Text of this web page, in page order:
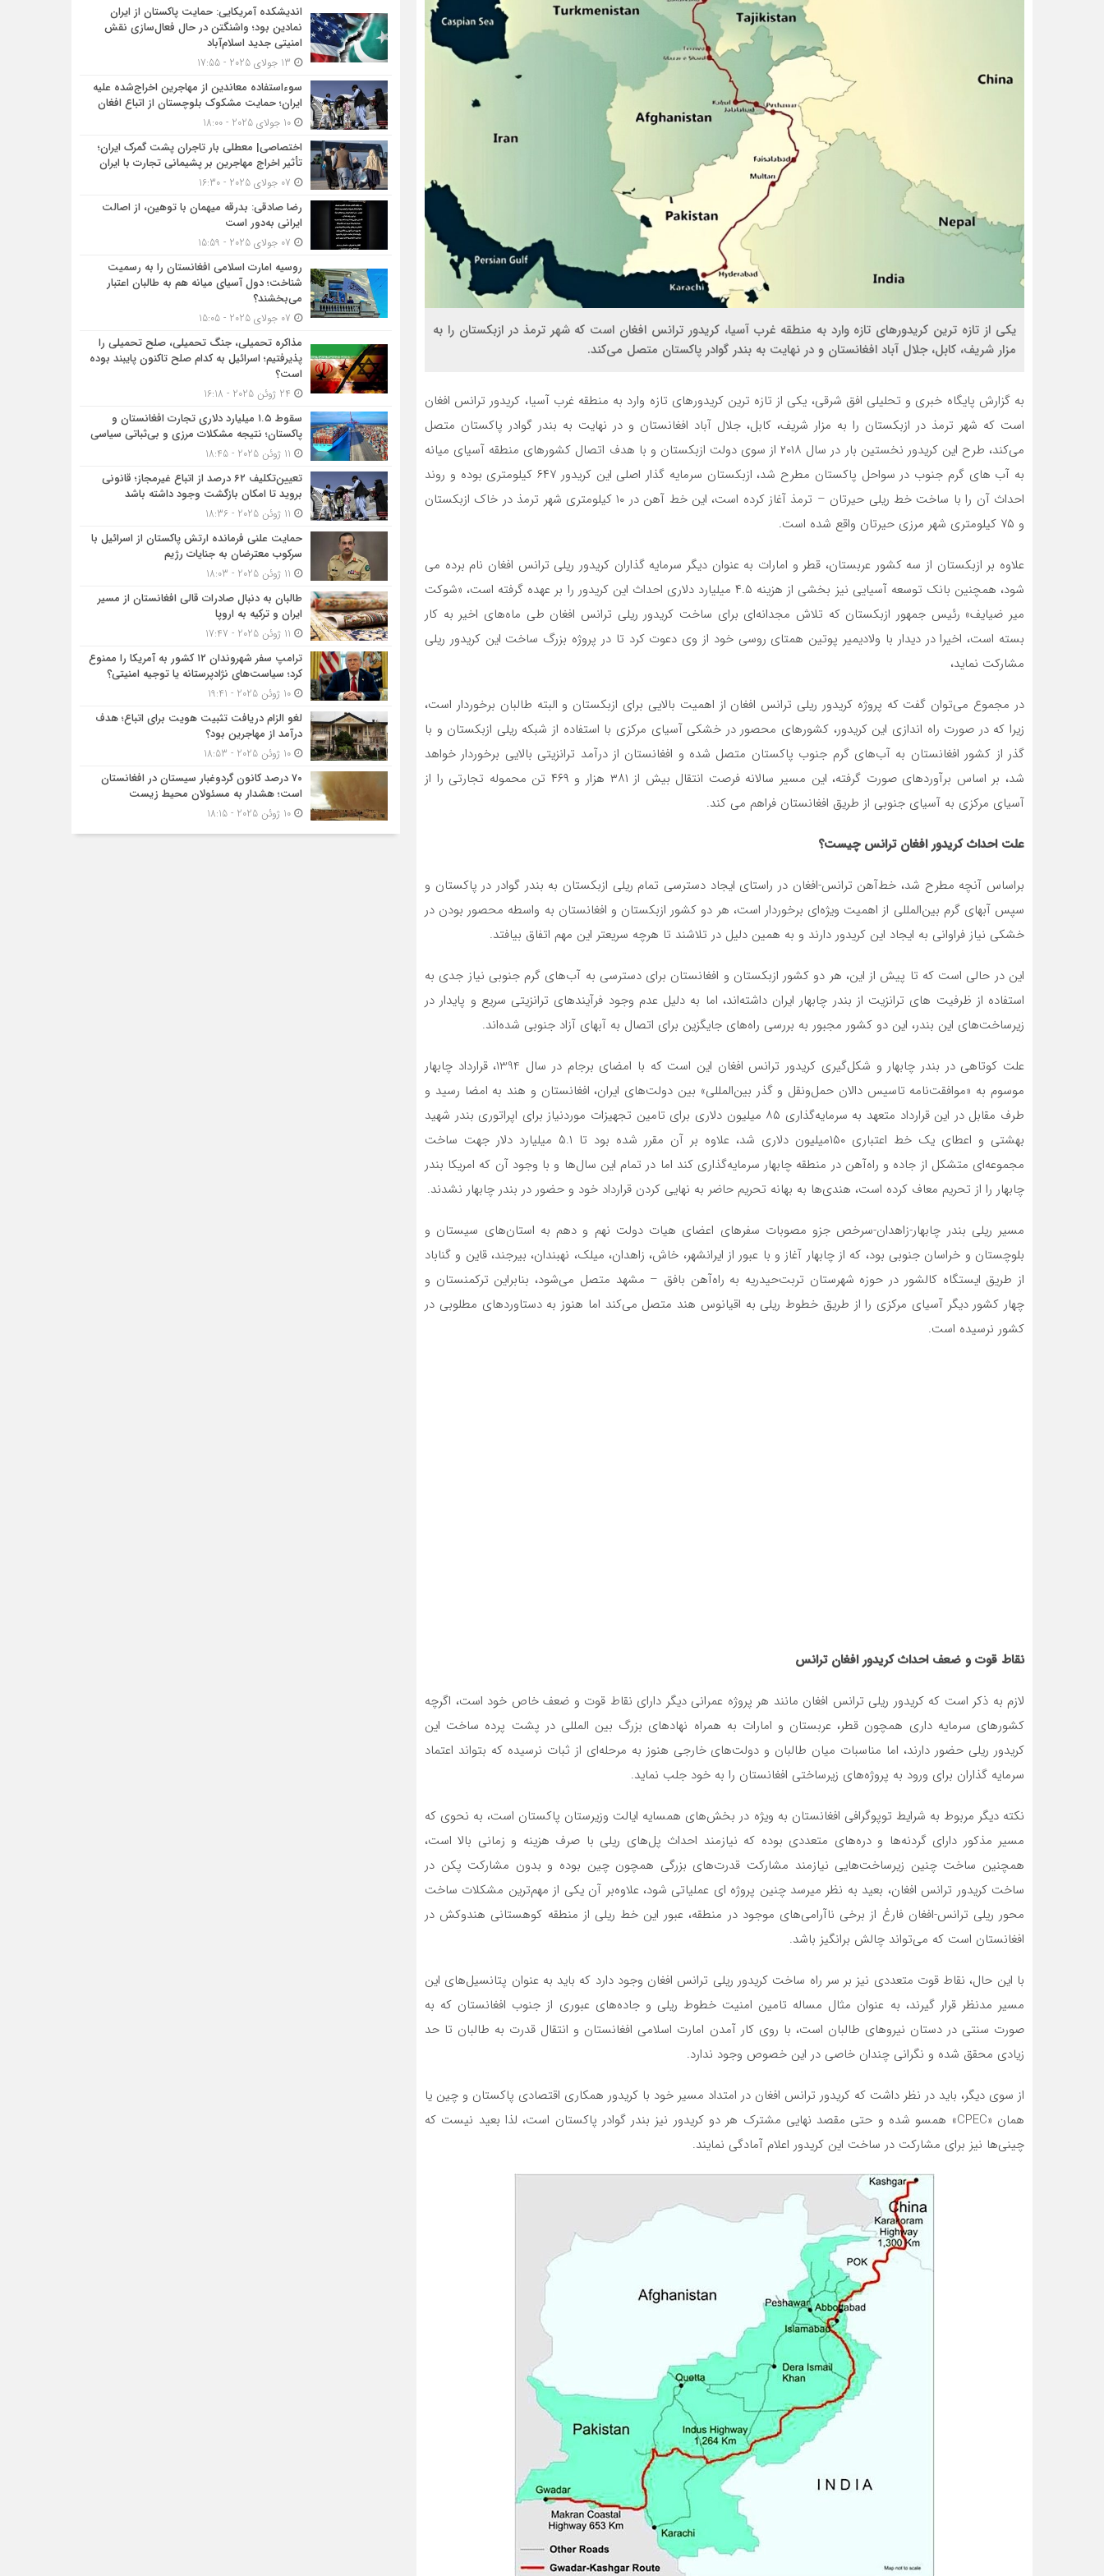
رضا صادقی: بدرقه میهمان با توهین، از اصالت ایرانی به‌دور است
روسیه امارت اسلامی افغانستان را به رسمیت شناخت؛ دول آسیای میانه هم به طالبان اعتبار می‎‌بخشند؟
مذاکره تحمیلی، جنگ تحمیلی، صلح تحمیلی را پذیرفتیم؛ اسرائیل به کدام صلح تاکنون پایبند بوده است؟
یکی از تازه ترین کریدورهای تازه وارد به منطقه غرب آسیا، کریدور ترانس افغان است که شهر ترمذ در ازبکستان را به
مزار شریف، کابل، جلال آباد افغانستان و در نهایت به بندر گوادر پاکستان متصل می‌کند.
به گزارش پایگاه خبری و تحلیلی افق شرقی، یکی از تازه ترین کریدورهای تازه وارد به منطقه غرب آسیا، کریدور ترانس افغان
است که شهر ترمذ در ازبکستان را به مزار شریف، کابل، جلال آباد افغانستان و در نهایت به بندر گوادر پاکستان متصل
می‌کند، طرح این کریدور نخستین بار در سال ۲۰۱۸ از سوی دولت ازبکستان و با هدف اتصال کشورهای منطقه آسیای میانه
به آب های گرم جنوب در سواحل پاکستان مطرح شد، ازبکستان سرمایه گذار اصلی این کریدور ۶۴۷ کیلومتری بوده و روند
احداث آن را با ساخت خط ریلی حیرتان – ترمذ آغاز کرده است، این خط آهن در ۱۰ کیلومتری شهر ترمذ در خاک ازبکستان
و ۷۵ کیلومتری شهر مرزی حیرتان واقع شده است.
علاوه بر ازبکستان از سه کشور عربستان، قطر و امارات به عنوان دیگر سرمایه گذاران کریدور ریلی ترانس افغان نام برده می
شود، همچنین بانک توسعه آسیایی نیز بخشی از هزینه ۴.۵ میلیارد دلاری احداث این کریدور را بر عهده گرفته است، «شوکت
میر ضیایف» رئیس جمهور ازبکستان که تلاش مجدانه‌ای برای ساخت کریدور ریلی ترانس افغان طی ماه‌های اخیر به کار
بسته است، اخیرا در دیدار با ولادیمیر پوتین همتای روسی خود از وی دعوت کرد تا در پروژه بزرگ ساخت این کریدور ریلی
مشارکت نماید،
در مجموع می‌توان گفت که پروژه کریدور ریلی ترانس افغان از اهمیت بالایی برای ازبکستان و البته طالبان برخوردار است،
زیرا که در صورت راه اندازی این کریدور، کشورهای محصور در خشکی آسیای مرکزی با استفاده از شبکه ریلی ازبکستان و با
گذر از کشور افغانستان به آب‌های گرم جنوب پاکستان متصل شده و افغانستان از درآمد ترانزیتی بالایی برخوردار خواهد
شد، بر اساس برآوردهای صورت گرفته، این مسیر سالانه فرصت انتقال بیش از ۳۸۱ هزار و ۴۶۹ تن محموله تجارتی را از
آسیای مرکزی به آسیای جنوبی از طریق افغانستان فراهم می کند.
علت احداث کریدور افغان ترانس چیست؟
براساس آنچه مطرح شد، خط‌آهن ترانس-افغان در راستای ایجاد دسترسی تمام ریلی ازبکستان به بندر گوادر در پاکستان و
سپس آبهای گرم بین‌المللی از اهمیت ویژه‌ای برخوردار است، هر دو کشور ازبکستان و افغانستان به واسطه محصور بودن در
خشکی نیاز فراوانی به ایجاد این کریدور دارند و به همین دلیل در تلاشند تا هرچه سریعتر این مهم اتفاق بیافتد.
این در حالی است که تا پیش از این، هر دو کشور ازبکستان و افغانستان برای دسترسی به آب‌های گرم جنوبی نیاز جدی به
استفاده از ظرفیت های ترانزیت از بندر چابهار ایران داشته‌اند، اما به دلیل عدم وجود فرآیندهای ترانزیتی سریع و پایدار در
زیرساخت‌های این بندر، این دو کشور مجبور به بررسی راه‌های جایگزین برای اتصال به آبهای آزاد جنوبی شده‌اند.
علت کوتاهی در بندر چابهار و شکل‌گیری کریدور ترانس افغان این است که با امضای برجام در سال 1394، قرارداد چابهار
موسوم به «موافقت‌نامه تاسیس دالان حمل‌ونقل و گذر بین‌المللی» بین دولت‌های ایران، افغانستان و هند به امضا رسید و
طرف مقابل در این قرارداد متعهد به سرمایه‌گذاری ۸۵ میلیون دلاری برای تامین تجهیزات موردنیاز برای اپراتوری بندر شهید
بهشتی و اعطای یک خط اعتباری ۱۵۰میلیون دلاری شد، علاوه بر آن مقرر شده بود تا ۵.۱ میلیارد دلار جهت ساخت
مجموعه‌ای متشکل از جاده و راه‌آهن در منطقه چابهار سرمایه‌گذاری کند اما در تمام این سال‌ها و با وجود آن که امریکا بندر
چابهار را از تحریم معاف کرده است، هندی‌ها به بهانه تحریم حاضر به نهایی کردن قرارداد خود و حضور در بندر چابهار نشدند.
مسیر ریلی بندر چابهار-زاهدان-سرخص جزو مصوبات سفرهای اعضای هیات دولت نهم و دهم به استان‌های سیستان و
بلوچستان و خراسان جنوبی بود، که از چابهار آغاز و با عبور از ایرانشهر، خاش، زاهدان، میلک، نهبندان، بیرجند، قاین و گناباد
از طریق ایستگاه کالشور در حوزه شهرستان تربت‌حیدریه به راه‌آهن بافق – مشهد متصل می‌شود، بنابراین ترکمنستان و
چهار کشور دیگر آسیای مرکزی را از طریق خطوط ریلی به اقیانوس هند متصل می‌کند اما هنوز به دستاوردهای مطلوبی در
کشور نرسیده است.
نقاط قوت و ضعف احداث کریدور افغان ترانس
لازم به ذکر است که کریدور ریلی ترانس افغان مانند هر پروژه عمرانی دیگر دارای نقاط قوت و ضعف خاص خود است، اگرچه
کشورهای سرمایه داری همچون قطر، عربستان و امارات به همراه نهادهای بزرگ بین المللی در پشت پرده ساخت این
کریدور ریلی حضور دارند، اما مناسبات میان طالبان و دولت‌های خارجی هنوز به مرحله‌ای از ثبات نرسیده که بتواند اعتماد
سرمایه گذاران برای ورود به پروژه‌های زیرساختی افغانستان را به خود جلب نماید.
نکته دیگر مربوط به شرایط توپوگرافی افغانستان به ویژه در بخش‌های همسایه ایالت وزیرستان پاکستان است، به نحوی که
مسیر مذکور دارای گردنه‌ها و دره‌های متعددی بوده که نیازمند احداث پل‌های ریلی با صرف هزینه و زمانی بالا است،
همچنین ساخت چنین زیرساخت‌هایی نیازمند مشارکت قدرت‌های بزرگی همچون چین بوده و بدون مشارکت پکن در
ساخت کریدور ترانس افغان، بعید به نظر میرسد چنین پروژه ای عملیاتی شود، علاوه‌بر آن یکی از مهم‌ترین مشکلات ساخت
محور ریلی ترانس-افغان فارغ از برخی ناآرامی‌های موجود در منطقه، عبور این خط ریلی از منطقه کوهستانی هندوکش در
افغانستان است که می‌تواند چالش برانگیز باشد.
با این حال، نقاط قوت متعددی نیز بر سر راه ساخت کریدور ریلی ترانس افغان وجود دارد که باید به عنوان پتانسیل‌های این
مسیر مدنظر قرار گیرند، به عنوان مثال مساله تامین امنیت خطوط ریلی و جاده‌های عبوری از جنوب افغانستان که به
صورت سنتی در دستان نیروهای طالبان است، با روی کار آمدن امارت اسلامی افغانستان و انتقال قدرت به طالبان تا حد
زیادی محقق شده و نگرانی چندان خاصی در این خصوص وجود ندارد.
از سوی دیگر، باید در نظر داشت که کریدور ترانس افغان در امتداد مسیر خود با کریدور همکاری اقتصادی پاکستان و چین یا
همان «CPEC» همسو شده و حتی مقصد نهایی مشترک هر دو کریدور نیز بندر گوادر پاکستان است، لذا بعید نیست که
چینی‌ها نیز برای مشارکت در ساخت این کریدور اعلام آمادگی نمایند.
اندیشکده آمریکایی: حمایت پاکستان از ایران
نمادین بود؛ واشنگتن در حال فعال‌سازی نقش
امنیتی جدید اسلام‌آباد
سوءاستفاده معاندین از مهاجرین اخراج‌شده علیه
ایران؛ حمایت مشکوک بلوچستان از اتباع افغان
10 جولای 2025 - 18:00
اختصاصی| معطلی بار تاجران پشت گمرک ایران؛
تأثیر اخراج مهاجرین بر پشیمانی تجارت با ایران
رضا صادقی: بدرقه میهمان با توهین، از اصالت
ایرانی به‌دور است
روسیه امارت اسلامی افغانستان را به رسمیت
شناخت؛ دول آسیای میانه هم به طالبان اعتبار
می‎‌بخشند؟
مذاکره تحمیلی، جنگ تحمیلی، صلح تحمیلی را
پذیرفتیم؛ اسرائیل به کدام صلح تاکنون پایبند بوده
است؟
سقوط ۱.۵ میلیارد دلاری تجارت افغانستان و
پاکستان؛ نتیجه مشکلات مرزی و بی‌ثباتی سیاسی
تعیین‌تکلیف ۶۲ درصد از اتباع غیرمجاز؛ قانونی
بروید تا امکان بازگشت وجود داشته باشد
حمایت علنی فرمانده ارتش پاکستان از اسرائیل با
سرکوب معترضان به جنایات رژیم
طالبان به دنبال صادرات قالی افغانستان از مسیر
ایران و ترکیه به اروپا
ترامپ سفر شهروندان ۱۲ کشور به آمریکا را ممنوع
کرد؛ سیاست‌های نژادپرستانه یا توجیه امنیتی؟
10 ژوئن 2025 - 19:41
لغو الزام دریافت تثبیت هویت برای اتباع؛ هدف
درآمد از مهاجرین بود؟
10 ژوئن 2025 - 18:53
۷۰ درصد کانون گردوغبار سیستان در افغانستان
است؛ هشدار به مسئولان محیط زیست
10 ژوئن 2025 - 18:15